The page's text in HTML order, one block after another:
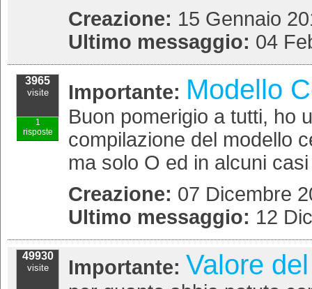
Creazione: 15 Gennaio
Ultimo messaggio: 04
3965
visite
1
risposte
Importante: Modello
Buon pomerigio a tutti, ho
compilazione del modello
ma solo O ed in alcuni
Creazione: 07 Dicembre
Ultimo messaggio: 12
49930
visite Importante: Valore